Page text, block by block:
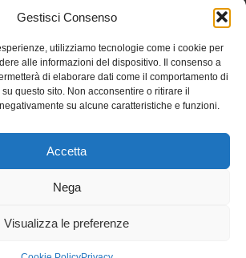
Gestisci Consenso
utilizziamo tecnologie come i cookie per
alle informazioni del dispositivo. Il consenso a
di elaborare dati come il comportamento di
questo sito. Non acconsentire o ritirare il
su alcune caratteristiche e funzioni.
Accetta
Nega
Visualizza le preferenze
generale e non intendono in
consigli medici. Si raccomanda di
o interrompere alcuna terapia o
o cambiamento di integratori o
(nemmeno “naturali”) senza
consultazione del proprio medico.
inoltre in alcun modo in relazione
quali si rinvia.
WordPress eKubio